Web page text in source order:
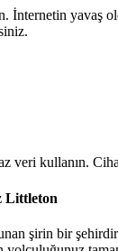
İnternetin yavaş
kullanın.
Littleton
şirin bir